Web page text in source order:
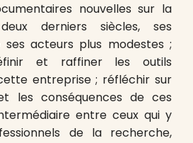
nouvelles sur la
derniers siècles, ses
acteurs plus modestes ;
et raffiner les outils
entreprise ; réfléchir sur
les conséquences de ces
entre ceux qui y
de la recherche,